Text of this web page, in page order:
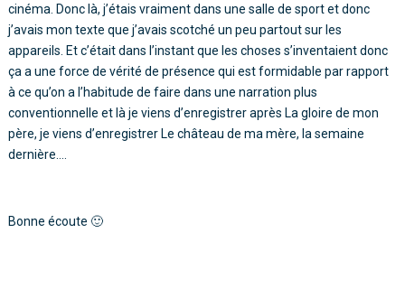
cinéma. Donc là, j’étais vraiment dans une salle de sport et donc
j’avais mon texte que j’avais scotché un peu partout sur les
appareils. Et c’était dans l’instant que les choses s’inventaient donc
ça a une force de vérité de présence qui est formidable par rapport
à ce qu’on a l’habitude de faire dans une narration plus
conventionnelle et là je viens d’enregistrer après La gloire de mon
père, je viens d’enregistrer Le château de ma mère, la semaine
dernière….
Bonne écoute 🙂